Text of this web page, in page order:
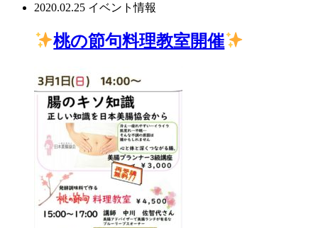
2020.02.25 イベント情報
桃の節句料理教室開催